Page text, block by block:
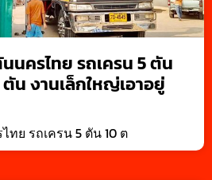
นครไทย รถเครน 5 ตัน
น งานเล็กใหญ่เอาอยู่
ทย รถเครน 5 ตัน 10 ต